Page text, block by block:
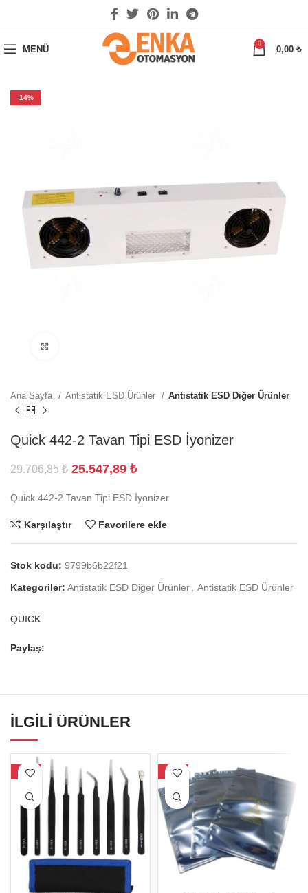
MENÜ
0
0,00 ₺
-14%
Ana Sayfa Antistatik ESD Ürünler Antistatik ESD Diğer Ürünler
Quick 442-2 Tavan Tipi ESD İyonizer
29.706,85₺ 25.547,89 ₺
Quick 442-2 Tavan Tipi ESD İyonizer
Karşılaştır Favorilere ekle
Stok kodu: 9799b6b22f21
Kategoriler: Antistatik ESD Diğer Ürünler Antistatik ESD Ürünler
QUICK
Paylaş:
İLGILI ÜRÜNLER
-25% -22%